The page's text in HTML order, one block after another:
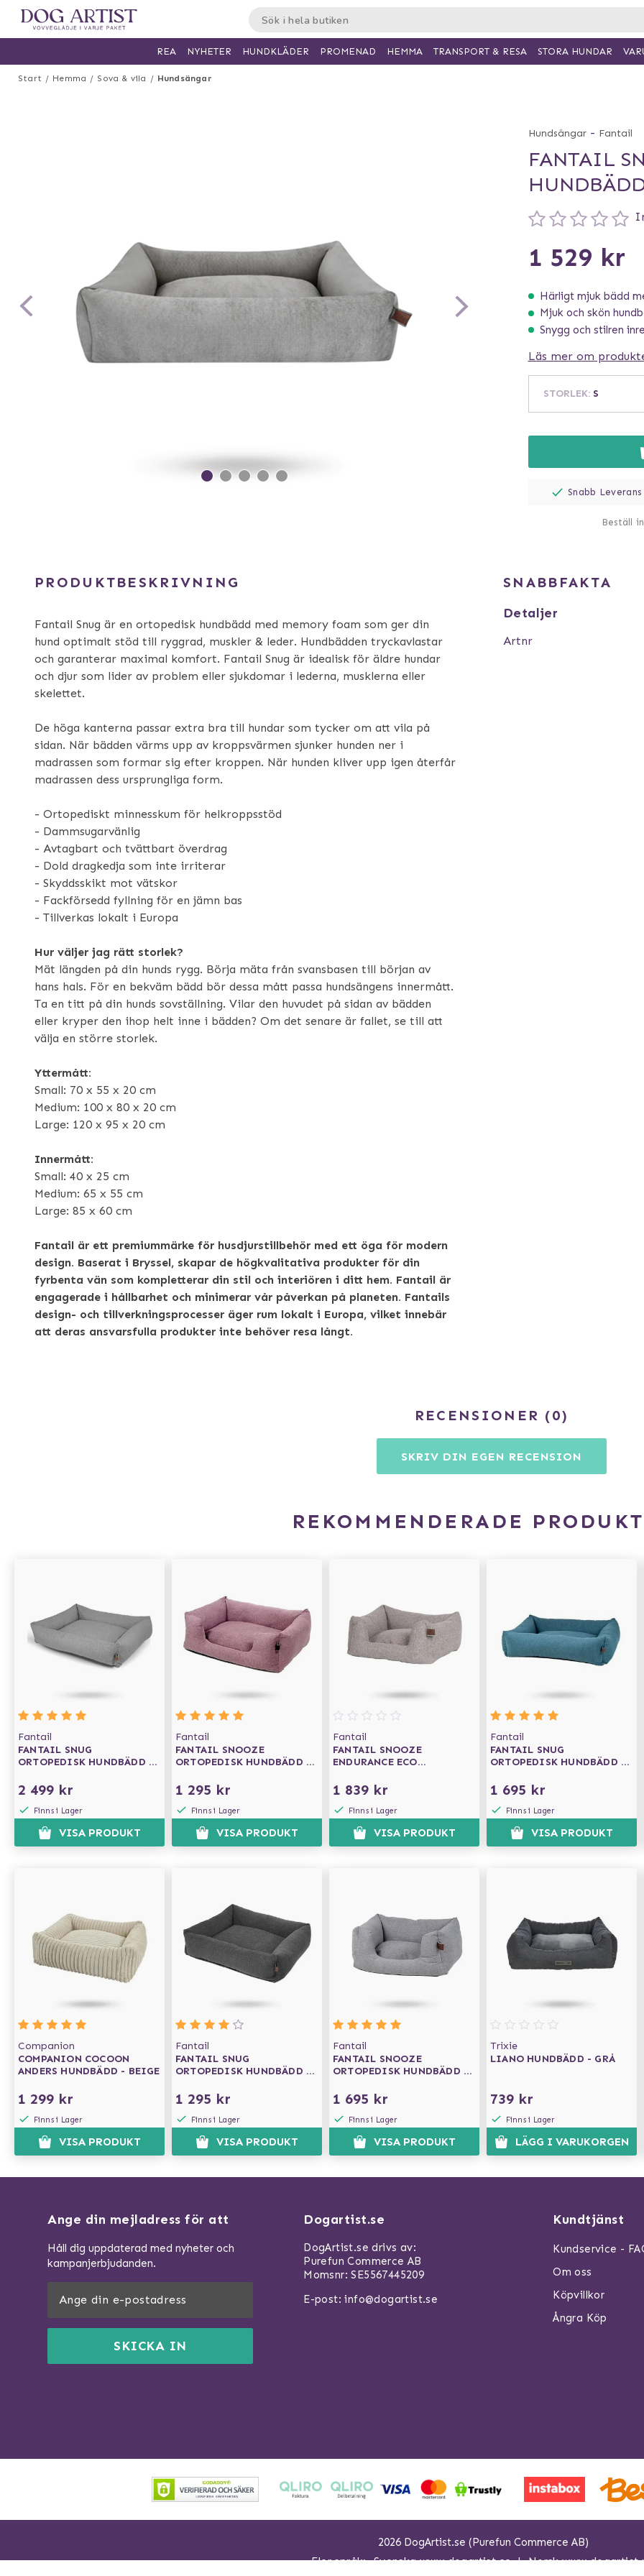
Start Hemma Sova & vila Hundsängar
Hundsängar - Fantail
FANTAIL
1 529 kr
Härligt mjuk bädd
Mjuk och skön
Snygg och stilren
Läs mer om
STORLEK: S
Snabb Leverans
Beställ
PRODUKTBESKRIVNING
Fantail Snug är en ortopedisk hundbädd med memory foam som ger din
hund optimalt stöd till ryggrad, muskler & leder. Hundbädden tryckavlastar
och garanterar maximal komfort. Fantail Snug är idealisk för äldre hundar
och djur som lider av problem eller sjukdomar i lederna, musklerna eller
skelettet.
De höga kanterna passar extra bra till hundar som tycker om att vila på
sidan. När bädden värms upp av kroppsvärmen sjunker hunden ner i
madrassen som formar sig efter kroppen. När hunden kliver upp igen återfår
madrassen dess ursprungliga form.
- Ortopediskt minnesskum för helkroppsstöd
- Dammsugarvänlig
- Avtagbart och tvättbart överdrag
- Dold dragkedja som inte irriterar
- Skyddsskikt mot vätskor
- Fackförsedd fyllning för en jämn bas
- Tillverkas lokalt i Europa
Hur väljer jag rätt storlek?
Mät längden på din hunds rygg. Börja mäta från svansbasen till början av
hans hals. För en bekväm bädd bör dessa mått passa hundsängens innermått.
Ta en titt på din hunds sovställning. Vilar den huvudet på sidan av bädden
eller kryper den ihop helt inne i bädden? Om det senare är fallet, se till att
välja en större storlek.
Yttermått:
Small: 70 x 55 x 20 cm
Medium: 100 x 80 x 20 cm
Large: 120 x 95 x 20 cm
Innermått:
Small: 40 x 25 cm
Medium: 65 x 55 cm
Large: 85 x 60 cm
Fantail är ett premiummärke för husdjurstillbehör med ett öga för modern
design. Baserat i Bryssel, skapar de högkvalitativa produkter för din
fyrbenta vän som kompletterar din stil och interiören i ditt hem. Fantail är
engagerade i hållbarhet och minimerar vår påverkan på planeten. Fantails
design- och tillverkningsprocesser äger rum lokalt i Europa, vilket innebär
att deras ansvarsfulla produkter inte behöver resa långt.
SNABBFAKTA
Detaljer
Artnr
RECENSIONER 0
SKRIV DIN EGEN RECENSION
REKOMMENDERADE
Fantail
FANTAIL SNUG
ORTOPEDISK HUNDBÄDD -
2 499 kr
Finns i Lager
VISA PRODUKT
Fantail
FANTAIL SNOOZE
ORTOPEDISK HUNDBÄDD -
1 295 kr
Finns i Lager
VISA PRODUKT
Fantail
FANTAIL SNOOZE
ENDURANCE ECO
HARBOR GREY
1 839 kr
Finns i Lager
VISA PRODUKT
Fantail
FANTAIL SNUG
ORTOPEDISK HUNDBÄDD -
1 695 kr
Finns i Lager
VISA PRODUKT
Companion
COMPANION COCOON
ANDERS HUNDBÄDD - BEIGE
1 299 kr
Finns i Lager
VISA PRODUKT
Fantail
FANTAIL SNUG
ORTOPEDISK HUNDBÄDD -
1 295 kr
Finns i Lager
VISA PRODUKT
Fantail
FANTAIL SNOOZE
ORTOPEDISK HUNDBÄDD -
1 695 kr
Finns i Lager
VISA PRODUKT
Trixie
LIANO HUNDBÄDD - GRÅ
739 kr
Finns i Lager
LÄGG I VARUKORGEN
REA NYHETER HUNDKLÄDER PROMENAD HEMMA TRANSPORT & RESA STORA HUNDAR
Ange din mejladress för att
Håll dig uppdaterad med nyheter och
kampanjerbjudanden.
SKICKA IN
Dogartist.se
DogArtist.se drivs av:
Purefun Commerce AB
Momsnr: SE5567445209
E-post:info@dogartist.se
Kundtjänst
Kundservice -
Om oss
Köpvillkor
Ångra Köp
2026 DogArtist.se (Purefun Commerce AB)
Fler språk: Svenska www.dogartist.se Norsk